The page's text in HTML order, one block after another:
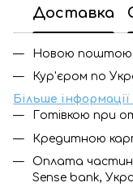
Доставка
Новою поштою
Кур'єром по
Більше
Готівкою при
Кредитною
Оплата
Sense bank,